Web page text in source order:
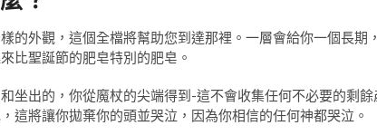
的外觀，這個全檔將幫助您到達那裡。一層會給你一個長期
比聖誕節的肥皂特別的肥皂。
坐出的，你從魔杖的尖端得到-這不會收集任何不必要的剩
這將讓你拋棄你的頭並哭泣，因為你相信的任何神都哭泣。